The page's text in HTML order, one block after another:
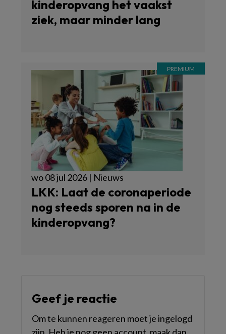
kinderopvang het vaakst
ziek, maar minder lang
wo 08 jul 2026 | Nieuws
LKK: Laat de coronaperiode
nog steeds sporen na in de
kinderopvang?
Geef je reactie
Om te kunnen reageren moet je ingelogd